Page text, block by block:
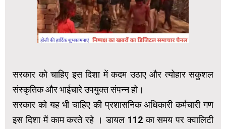
सरकार को चाहिए इस दिशा में कदम उठाए और त्योहार सकुशल
संस्कृतिक और भाईचारे उपयुक्त संपन्न हो।
सरकार को यह भी चाहिए की प्रशासनिक अधिकारी कर्मचारी गण
इस दिशा में काम करते रहे । डायल 112 का समय पर क्वालिटी